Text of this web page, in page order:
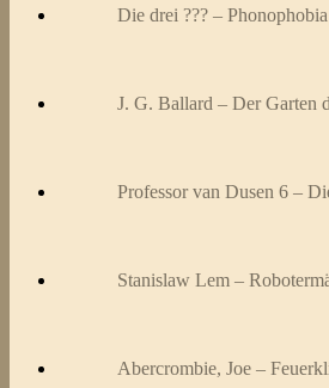
Die drei ??? –
J. G. Ballard – Der Garten
Professor van Dusen 6 –
Stanislaw Lem –
Abercrombie, Joe –